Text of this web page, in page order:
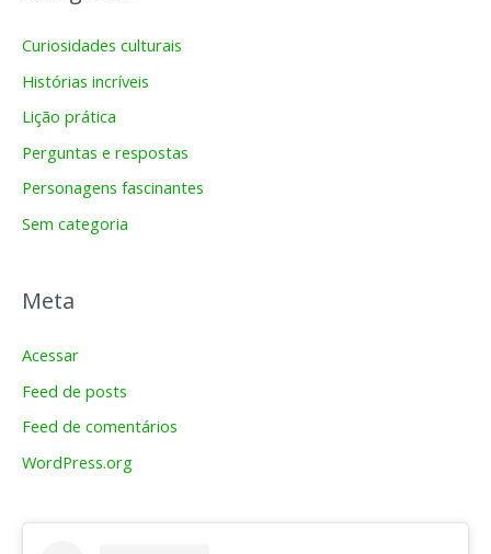
Curiosidades culturais
Histórias incríveis
Lição prática
Perguntas e respostas
Personagens fascinantes
Sem categoria
Meta
Acessar
Feed de posts
Feed de comentários
WordPress.org